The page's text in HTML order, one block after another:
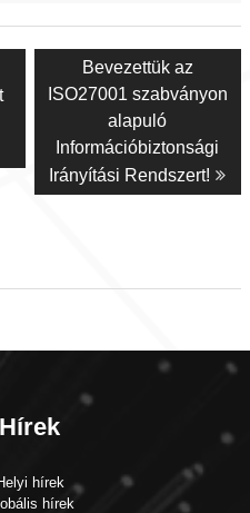
Next
post:
Bevezettük az
ISO27001 szabványon
alapuló
Információbiztonsági
Irányítási Rendszert!
Hírek
hírek
hírek